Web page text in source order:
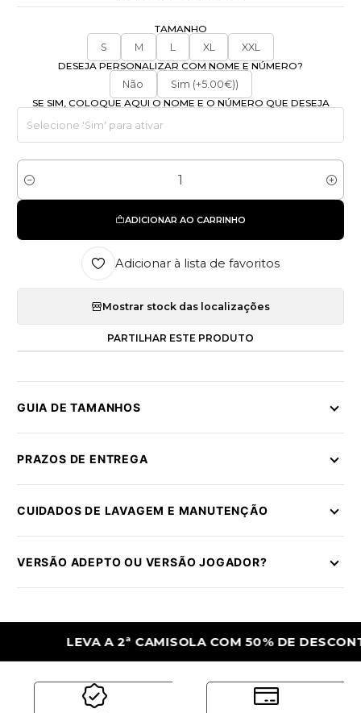
TAMANHO
S
M L XL
XXL
DESEJA PERSONALIZAR COM NOME E NÚMERO?
Não
Sim (+5.00€))
SE SIM, COLOQUE AQUI O NOME E O NÚMERO QUE DESEJA
Quantidade
ADICIONAR AO CARRINHO
Adicionar à lista de favoritos
Mostrar stock das localizações
PARTILHAR ESTE PRODUTO
GUIA DE TAMANHOS
PRAZOS DE ENTREGA
CUIDADOS DE LAVAGEM E MANUTENÇÃO
VERSÃO ADEPTO OU VERSÃO JOGADOR?
LEVA A 2ª CAMISOLA COM 50% DE DESCONTO